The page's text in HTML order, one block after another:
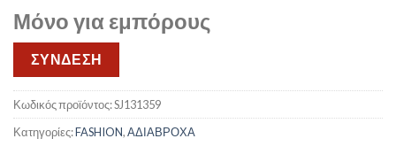
Μόνο για εμπόρους
ΣΥΝΔΕΣΗ
Κωδικός προϊόντος:SJ131359
Κατηγορίες:FASHION,ΑΔΙΑΒΡΟΧΑ